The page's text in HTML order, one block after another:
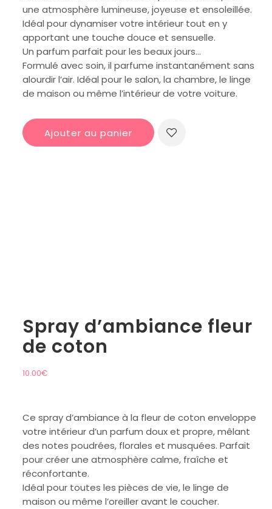
une atmosphère lumineuse, joyeuse et ensoleillée.
Idéal pour dynamiser votre intérieur tout en y
apportant une touche douce et sensuelle.
Un parfum parfait pour les beaux jours…
Formulé avec soin, il parfume instantanément sans
alourdir l’air. Idéal pour le salon, la chambre, le linge
de maison ou même l’intérieur de votre voiture.
Ajouter au panier
Spray d’ambiance fleur
de coton
10.00€
Ce spray d’ambiance à la fleur de coton enveloppe
votre intérieur d’un parfum doux et propre, mêlant
des notes poudrées, florales et musquées. Parfait
pour créer une atmosphère calme, fraîche et
réconfortante.
Idéal pour toutes les pièces de vie, le linge de
maison ou même l’oreiller avant le coucher.